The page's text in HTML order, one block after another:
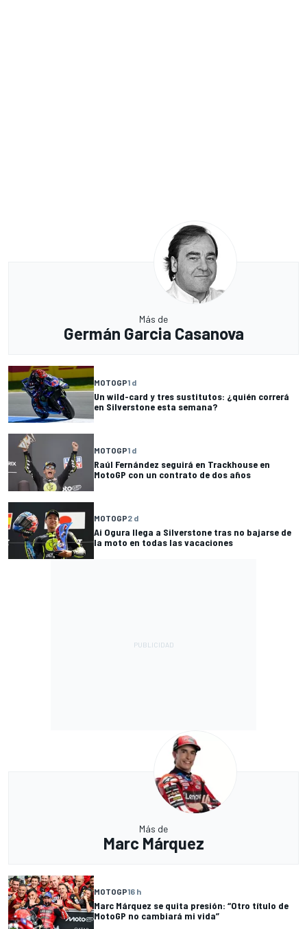
Más de
Germán Garcia Casanova
MOTOGP1 d
Un wild-card y tres sustitutos: ¿quién correrá
en Silverstone esta semana?
MOTOGP1 d
Raúl Fernández seguirá en Trackhouse en
MotoGP con un contrato de dos años
MOTOGP2 d
Ai Ogura llega a Silverstone tras no bajarse de
la moto en todas las vacaciones
Más de
Marc Márquez
MOTOGP16 h
Marc Márquez se quita presión: “Otro título de
MotoGP no cambiará mi vida”